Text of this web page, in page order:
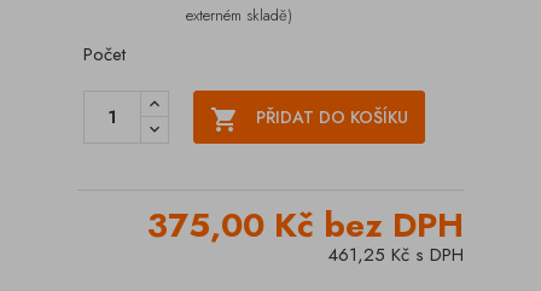
externém skladě)
Počet
 PŘIDAT DO KOŠÍKU
375,00 Kč bez DPH
461,25 Kč s DPH